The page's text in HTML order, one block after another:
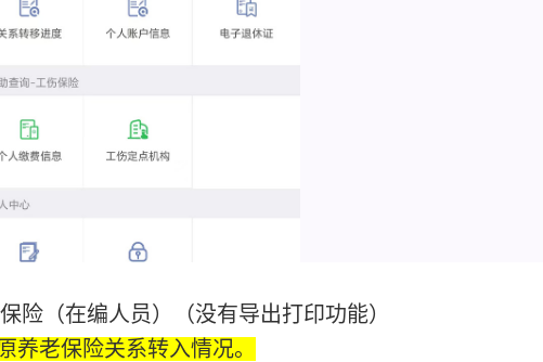
险（在编人员）（没有导出打印功能）
养老保险关系转入情况。